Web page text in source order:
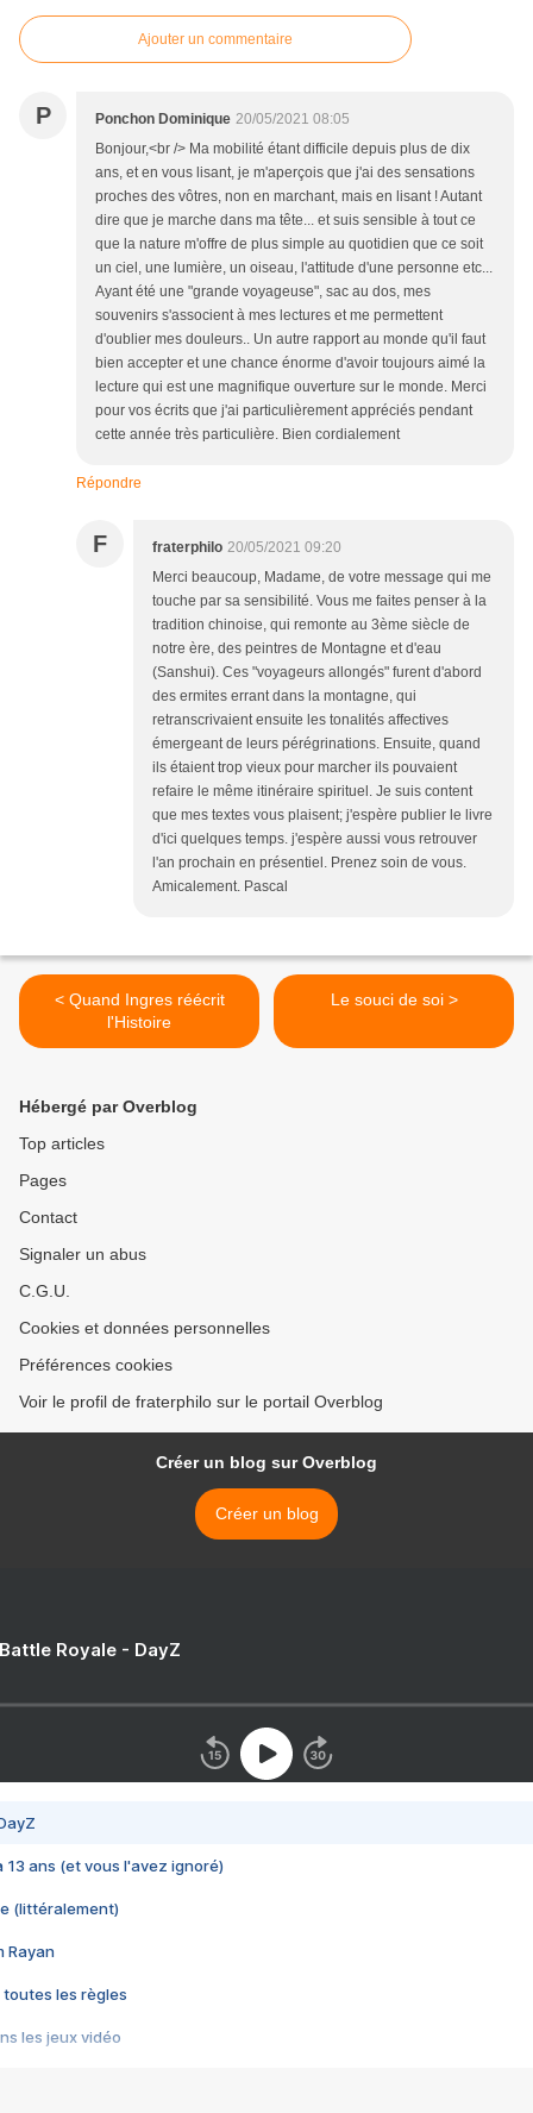
Ajouter un commentaire
P Ponchon Dominique 20/05/2021 08:05
Bonjour,<br /> Ma mobilité étant difficile depuis plus de dix
ans, et en vous lisant, je m'aperçois que j'ai des sensations
proches des vôtres, non en marchant, mais en lisant ! Autant
dire que je marche dans ma tête... et suis sensible à tout ce
que la nature m'offre de plus simple au quotidien que ce soit
un ciel, une lumière, un oiseau, l'attitude d'une personne etc...
Ayant été une "grande voyageuse", sac au dos, mes
souvenirs s'associent à mes lectures et me permettent
d'oublier mes douleurs.. Un autre rapport au monde qu'il faut
bien accepter et une chance énorme d'avoir toujours aimé la
lecture qui est une magnifique ouverture sur le monde. Merci
pour vos écrits que j'ai particulièrement appréciés pendant
cette année très particulière. Bien cordialement
Répondre
F fraterphilo 20/05/2021 09:20
Merci beaucoup, Madame, de votre message qui me
touche par sa sensibilité. Vous me faites penser à la
tradition chinoise, qui remonte au 3ème siècle de
notre ère, des peintres de Montagne et d'eau
(Sanshui). Ces "voyageurs allongés" furent d'abord
des ermites errant dans la montagne, qui
retranscrivaient ensuite les tonalités affectives
émergeant de leurs pérégrinations. Ensuite, quand
ils étaient trop vieux pour marcher ils pouvaient
refaire le même itinéraire spirituel. Je suis content
que mes textes vous plaisent; j'espère publier le livre
d'ici quelques temps. j'espère aussi vous retrouver
l'an prochain en présentiel. Prenez soin de vous.
Amicalement. Pascal
< Quand Ingres réécrit
l'Histoire
Le souci de soi >
Hébergé par Overblog
Top articles
Pages
Contact
Signaler un abus
C.G.U.
Cookies et données personnelles
Préférences cookies
Voir le profil de fraterphilo sur le portail Overblog
Créer un blog sur Overblog
Créer un blog
Royale - DayZ
13 ans (et vous l'avez ignoré)
(littéralement)
Rayan
toutes les règles
les jeux vidéo